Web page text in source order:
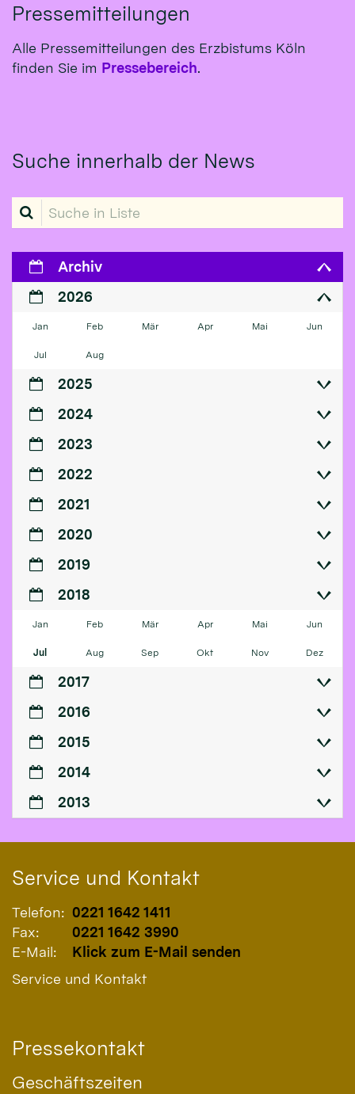
Pressemitteilungen
Alle Pressemitteilungen des Erzbistums Köln
finden Sie im Pressebereich.
Suche innerhalb der News
Suche in Liste
Archiv
2026
Jan Feb Mär Apr Mai Jun
Jul Aug
2025
2024
2023
2022
2021
2020
2019
2018
Jan Feb Mär Apr Mai Jun
Jul Aug Sep Okt Nov Dez
2017
2016
2015
2014
2013
Service und Kontakt
Telefon: 0221 1642 1411
Fax:
0221 1642 3990
E-Mail:
Klick zum E-Mail senden
Service und Kontakt
Pressekontakt
Geschäftszeiten